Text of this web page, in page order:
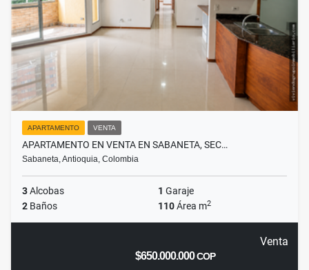
APARTAMENTO VENTA
APARTAMENTO EN VENTA EN SABANETA, SEC…
Sabaneta, Antioquia, Colombia
3Alcobas 1 Garaje
2 Baños 110Área m2
Venta
$650.000.000COP